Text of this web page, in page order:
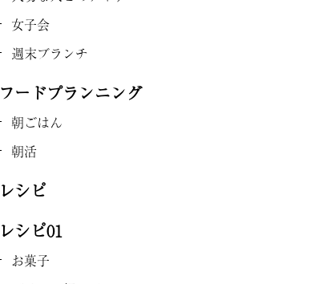
女子会
週末ブランチ
フードプランニング
朝ごはん
朝活
レシピ
レシピ01
お菓子